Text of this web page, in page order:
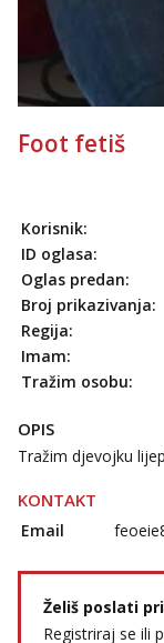
Foot fetiš
Korisnik:
ID oglasa:
Oglas predan:
Broj prikazivanja:
Regija:
Imam:
Tražim osobu:
OPIS
Tražim djevojku
KONTAKT
Email
Želiš poslati
Registriraj se ili